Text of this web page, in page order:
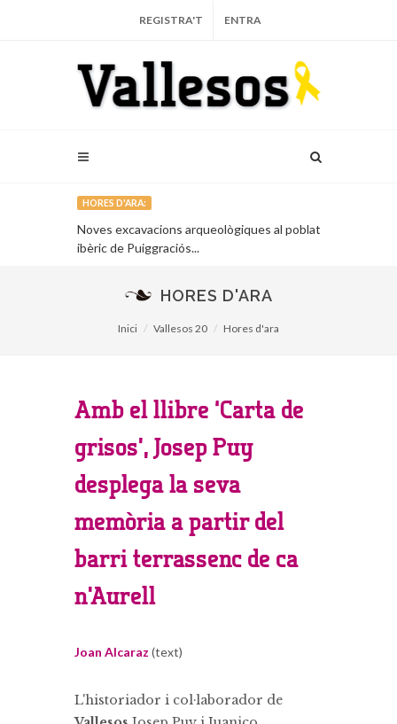
REGISTRA'T ENTRA
HORES D'ARA:
Noves excavacions arqueològiques al poblat
ibèric de Puiggraciós...
HORES D'ARA
Inici Vallesos 20 Hores d'ara
Amb el llibre ‘Carta de
grisos’, Josep Puy
desplega la seva
memòria a partir del
barri terrassenc de ca
n'Aurell
Joan Alcaraz (text)
L'historiador i col·laborador de